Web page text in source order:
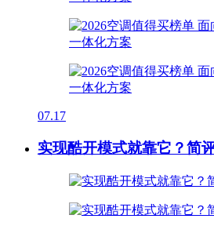
07.17
实现酷开模式就靠它？简